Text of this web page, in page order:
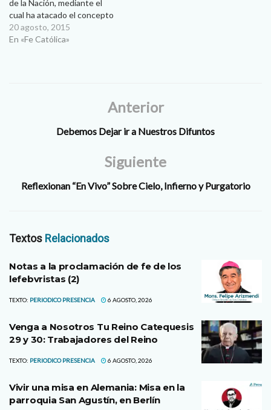
de la Nación, mediante el
cual ha atacado el concepto
de familia, el Consejo
Mexicano de la Familia lanzó
20 agosto, 2015
En «Fe Católica»
Anterior
Debemos Dejar ir a Nuestros Difuntos
Siguiente
Reflexionan “En Vivo” Sobre Cielo, Infierno y Purgatorio
Textos Relacionados
Notas a la proclamación de fe de los
lefebvristas (2)
TEXTO: PERIODICO PRESENCIA 6 AGOSTO, 2026
Venga a Nosotros Tu Reino Catequesis
29 y 30: Trabajadores del Reino
TEXTO: PERIODICO PRESENCIA 6 AGOSTO, 2026
Vivir una misa en Alemania: Misa en la
parroquia San Agustín, en Berlín